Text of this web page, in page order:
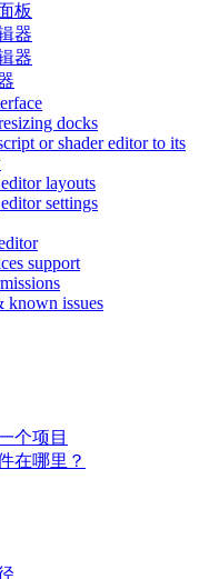
板
器
器
docks
or shader editor to its
layouts
settings
support
known issues
个项目
在哪里？